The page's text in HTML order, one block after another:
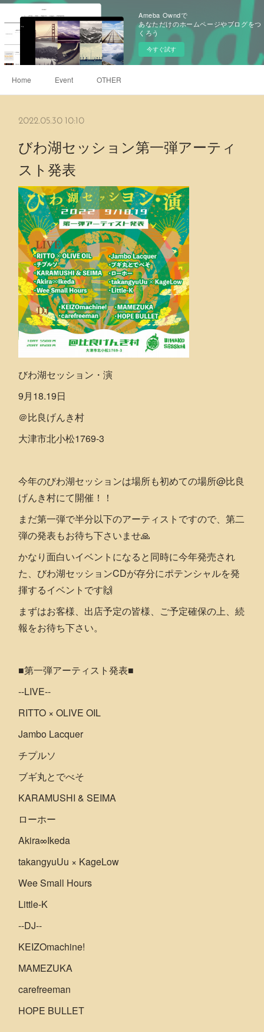
Ameba Owndで
あなただけのホームページやブログをつ
くろう
今すぐ試す
Home Event OTHER
2022.05.30 10:10
びわ湖セッション第一弾アーティ
スト発表
びわ湖セッション・演
9月18.19日
＠比良げんき村
大津市北小松1769-3
今年のびわ湖セッションは場所も初めての場所@比良
げんき村にて開催！！
まだ第一弾で半分以下のアーティストですので、第二
弾の発表もお待ち下さいませ🙏
かなり面白いイベントになると同時に今年発売され
た、びわ湖セッションCDが存分にポテンシャルを発
揮するイベントです🙌
まずはお客様、出店予定の皆様、ご予定確保の上、続
報をお待ち下さい。
■第一弾アーティスト発表■
--LIVE--
RITTO × OLIVE OIL
Jambo Lacquer
チプルソ
ブギ丸とでべそ
KARAMUSHI & SEIMA
ローホー
Akira∞Ikeda
takangyuUu × KageLow
Wee Small Hours
Little-K
--DJ--
KEIZOmachine!
MAMEZUKA
carefreeman
HOPE BULLET